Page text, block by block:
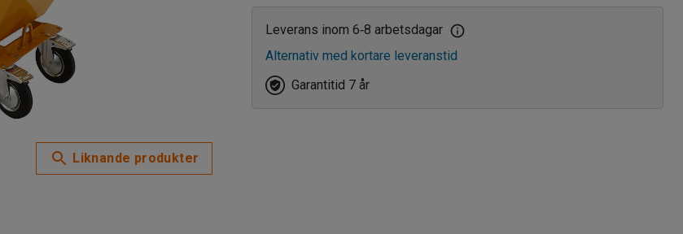
Liknande produkter
Leverans inom 6‑8 arbetsdagar
Alternativ med kortare leveranstid
Garantitid 7 år